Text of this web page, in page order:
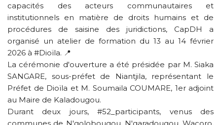
capacités des acteurs communautaires et
institutionnels en matière de droits humains et de
procédures de saisine des juridictions, CapDH a
organisé un atelier de formation du 13 au 14 février
2026 à #Dioïla. 📍
La cérémonie d'ouverture a été présidée par M. Siaka
SANGARE, sous-préfet de Niantjila, représentant le
Préfet de Dioïla et M. Soumaila COUMARE, 1er adjoint
au Maire de Kaladougou.
Durant deux jours, #52_participants, venus des
communes de N'golobougou, N'garadougou, Wacoro,